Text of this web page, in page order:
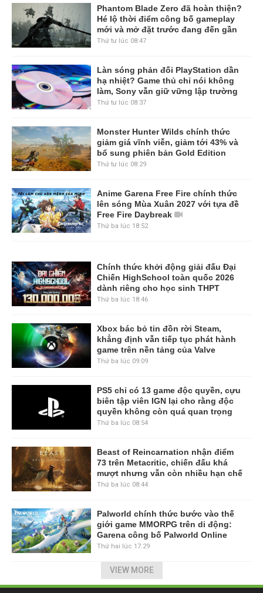
Phantom Blade Zero đã hoàn thiện?
Hé lộ thời điểm công bố gameplay
mới và mở đặt trước đang đến gần
Thứ tư lúc 08:47
Làn sóng phản đối PlayStation dần
hạ nhiệt? Game thủ chỉ nói không
làm, Sony vẫn giữ vững lập trường
Thứ tư lúc 08:37
Monster Hunter Wilds chính thức
giảm giá vĩnh viễn, giảm tới 43% và
bổ sung phiên bản Gold Edition
Thứ tư lúc 08:29
Anime Garena Free Fire chính thức
lên sóng Mùa Xuân 2027 với tựa đề
Free Fire Daybreak
Thứ ba lúc 18:52
Chính thức khởi động giải đấu Đại
Chiến HighSchool toàn quốc 2026
dành riêng cho học sinh THPT
Thứ ba lúc 18:46
Xbox bác bỏ tin đồn rời Steam,
khẳng định vẫn tiếp tục phát hành
game trên nền tảng của Valve
Thứ ba lúc 09:09
PS5 chỉ có 13 game độc quyền, cựu
biên tập viên IGN lại cho rằng độc
quyền không còn quá quan trọng
Thứ ba lúc 08:54
Beast of Reincarnation nhận điểm
73 trên Metacritic, chiến đấu khá
mượt nhưng vẫn còn nhiều hạn chế
Thứ ba lúc 08:44
Palworld chính thức bước vào thế
giới game MMORPG trên di động:
Garena công bố Palworld Online
Thứ hai lúc 17:29
VIEW MORE